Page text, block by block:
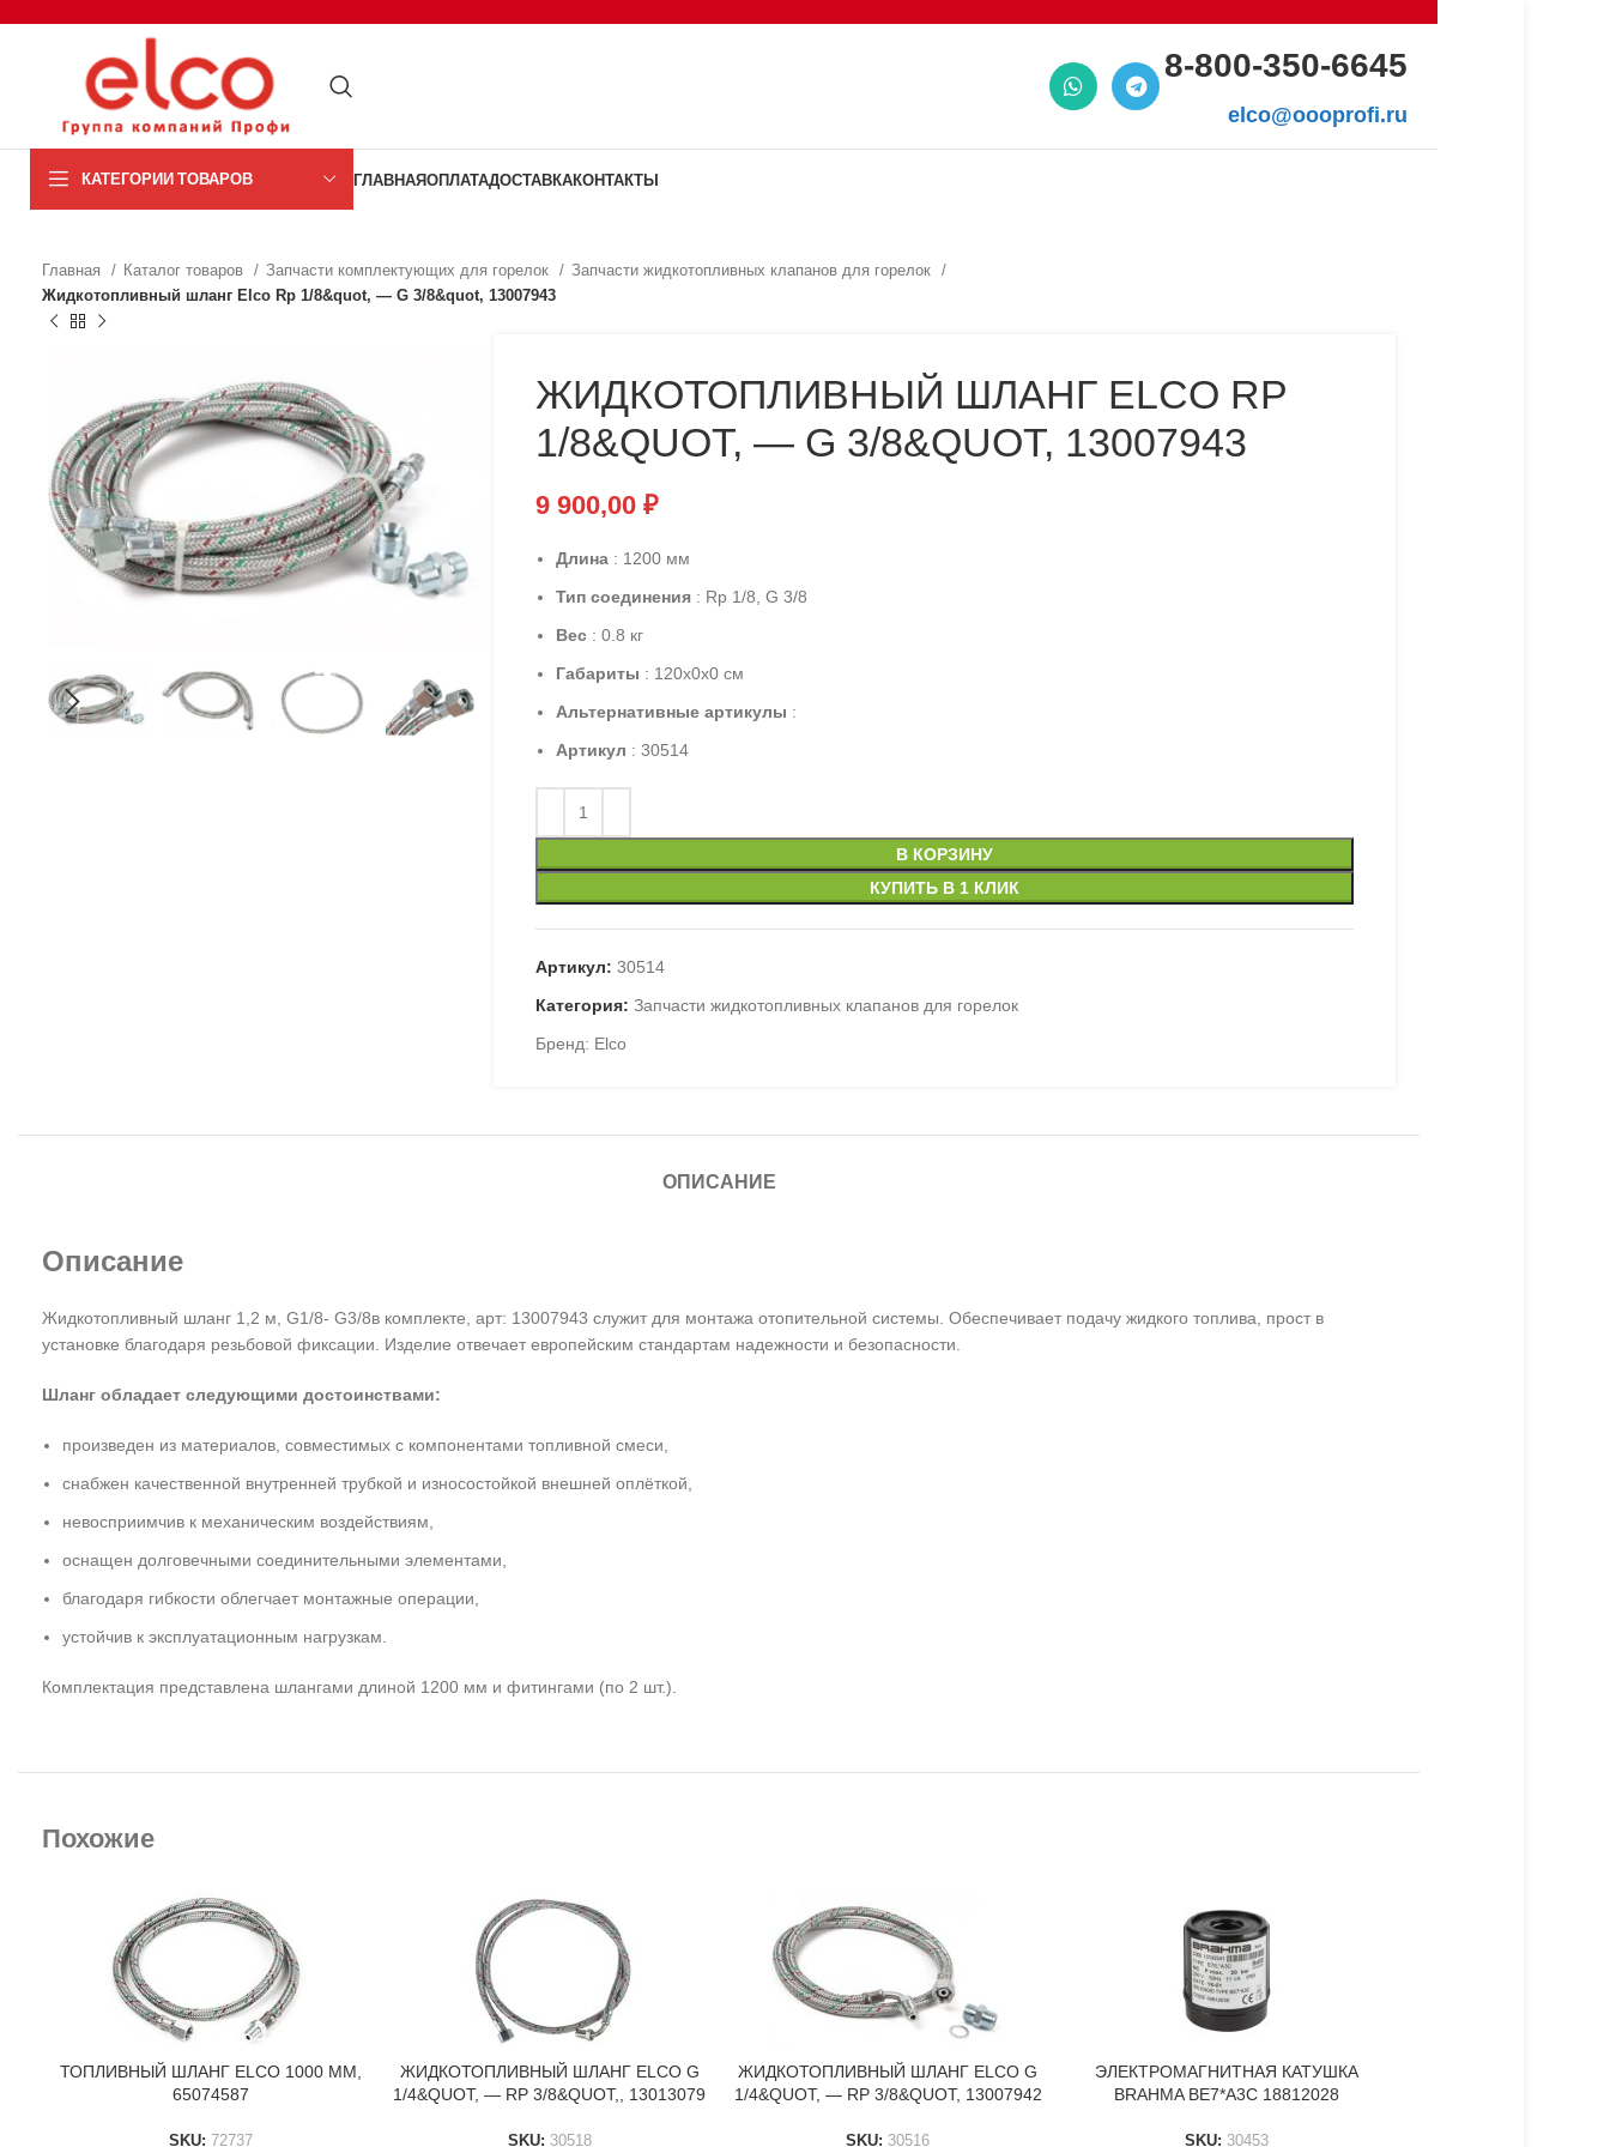
8-800-350-6645
elco@oooprofi.ru
КАТЕГОРИИ ТОВАРОВ ГЛАВНАЯОПЛАТАДОСТАВКАКОНТАКТЫ
Главная Каталог товаров Запчасти комплектующих для горелок
Запчасти жидкотопливных клапанов для горелок
Жидкотопливный шланг Elco Rp 1/8&quot, — G 3/8&quot, 13007943
ЖИДКОТОПЛИВНЫЙ ШЛАНГ ELCO RP
1/8&QUOT, — G 3/8&QUOT, 13007943
9 900,00 ₽
Длина: 1200 мм
Тип соединения: Rp 1/8, G 3/8
Вес: 0.8 кг
Габариты : 120x0x0 см
Альтернативные артикулы :
Артикул : 30514
В КОРЗИНУ
КУПИТЬ В 1 КЛИК
Артикул: 30514
Категория: Запчасти жидкотопливных клапанов для горелок
Бренд: Elco
ОПИСАНИЕ
Описание
Жидкотопливный шланг 1,2 м, G1/8- G3/8в комплекте, арт: 13007943 служит для монтажа отопительной системы. Обеспечивает подачу жидкого топлива, прост в
установке благодаря резьбовой фиксации. Изделие отвечает европейским стандартам надежности и безопасности.
Шланг обладает следующими достоинствами:
произведен из материалов, совместимых с компонентами топливной смеси,
снабжен качественной внутренней трубкой и износостойкой внешней оплёткой,
невосприимчив к механическим воздействиям,
оснащен долговечными соединительными элементами,
благодаря гибкости облегчает монтажные операции,
устойчив к эксплуатационным нагрузкам.
Комплектация представлена шлангами длиной 1200 мм и фитингами (по 2 шт.).
Похожие
В КОРЗИНУ
ТОПЛИВНЫЙ ШЛАНГ ELCO 1000 ММ,
65074587
SKU:72737
В КОРЗИНУ
ЖИДКОТОПЛИВНЫЙ ШЛАНГ ELCO G
1/4&QUOT, — RP 3/8&QUOT,, 13013079
SKU: 30518
В КОРЗИНУ
ЖИДКОТОПЛИВНЫЙ ШЛАНГ ELCO G
1/4&QUOT, — RP 3/8&QUOT, 13007942
SKU: 30516
В КОРЗИНУ
ЭЛЕКТРОМАГНИТНАЯ КАТУШКА
BRAHMA BE7*A3C 18812028
SKU: 30453